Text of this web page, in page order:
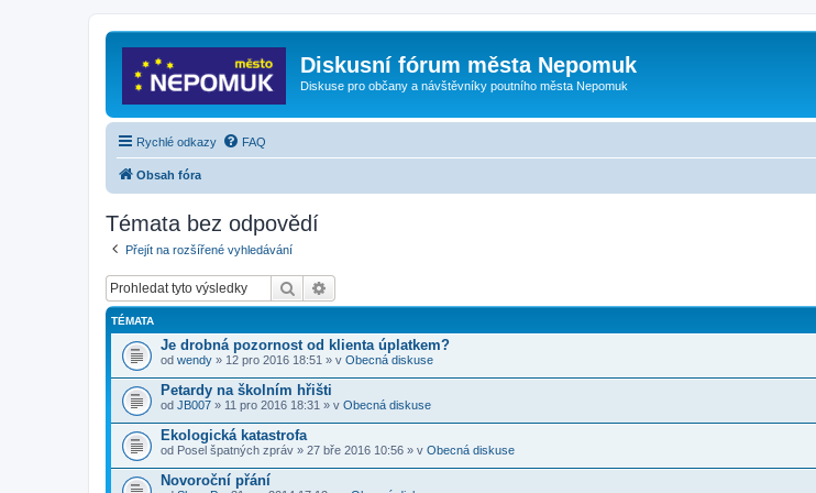
Diskusní fórum města Nepomuk
Diskuse pro občany a návštěvníky poutního města Nepomuk
Rychlé odkazy FAQ
Obsah fóra
Témata bez odpovědí
Přejít na rozšířené vyhledávání
Hledat
TÉMATA
Je drobná pozornost od klienta úplatkem?
od wendy » 12 pro 2016 18:51 » v Obecná diskuse
Petardy na školním hřišti
od JB007 » 11 pro 2016 18:31 » v Obecná diskuse
Ekologická katastrofa
od Posel špatných zpráv » 27 bře 2016 10:56 » v Obecná diskuse
Novoroční přání